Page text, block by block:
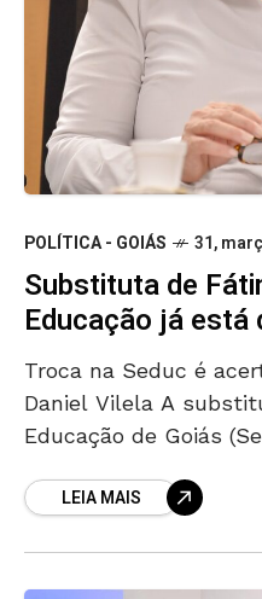
POLÍTICA - GOIÁS 31,
Substituta de
Educação já está
Troca na Seduc é
Daniel Vilela A
Educação de Goiás
Costa, assumirá
LEIA MAIS